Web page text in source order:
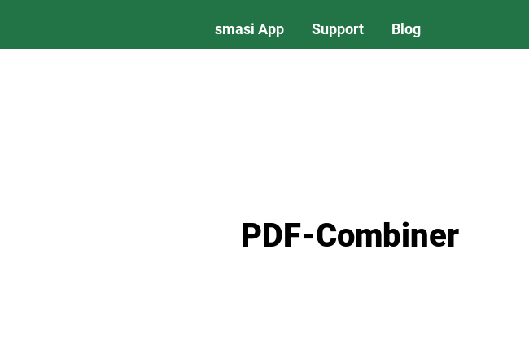
smasi App Support Blog
PDF-Combiner